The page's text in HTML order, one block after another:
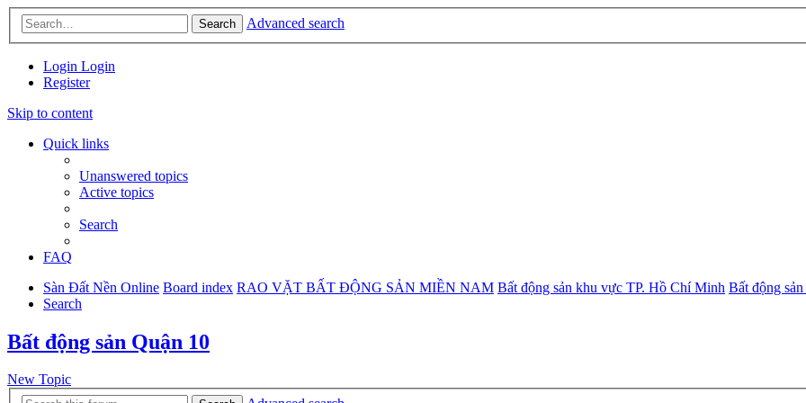
Search Advanced search
Login Login
Register
Skip to content
Quick links
Unanswered topics
Active topics
Search
FAQ
Sàn Đất Nền Online Board index RAO VẶT BẤT ĐỘNG SẢN MIỀN NAM Bất động sản khu vực TP. Hồ Chí Minh Bất động
Search
Bất động sản Quận 10
New Topic